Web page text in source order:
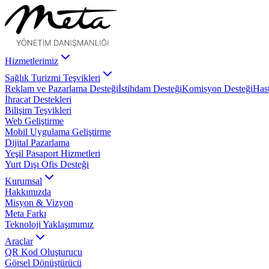
Hizmetlerimiz
Sağlık Turizmi Teşvikleri
Reklam ve Pazarlama Desteğiİstihdam DesteğiKomisyon Desteği
İhracat Destekleri
Bilişim Teşvikleri
Web Geliştirme
Mobil Uygulama Geliştirme
Dijital Pazarlama
Yeşil Pasaport Hizmetleri
Yurt Dışı Ofis Desteği
Kurumsal
Hakkımızda
Misyon & Vizyon
Meta Farkı
Teknoloji Yaklaşımımız
Araçlar
QR Kod Oluşturucu
Görsel Dönüştürücü